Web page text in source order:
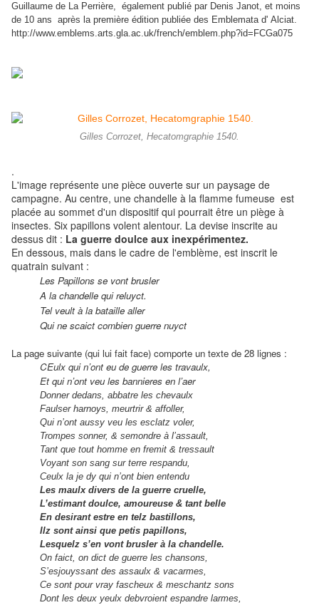
Guillaume de La Perrière, également publié par Denis Janot, et moins
de 10 ans après la première édition publiée des Emblemata d' Alciat.
http://www.emblems.arts.gla.ac.uk/french/emblem.php?id=FCGa075
Gilles Corrozet, Hecatomgraphie 1540.
.
L'image représente une pièce ouverte sur un paysage de
campagne. Au centre, une chandelle à la flamme fumeuse est
placée au sommet d'un dispositif qui pourrait être un piège à
insectes. Six papillons volent alentour. La devise inscrite au
dessus dit : La guerre doulce aux inexpérimentez.
En dessous, mais dans le cadre de l'emblème, est inscrit le
quatrain suivant :
Les Papillons se vont brusler
A la chandelle qui reluyct.
Tel veult à la bataille aller
Qui ne scaict combien guerre nuyct
La page suivante (qui lui fait face) comporte un texte de 28 lignes :
CEulx qui n’ont eu de guerre les travaulx,
Et qui n’ont veu les bannieres en l’aer
Donner dedans, abbatre les chevaulx
Faulser harnoys, meurtrir & affoller,
Qui n’ont aussy veu les esclatz voler,
Trompes sonner, & semondre à l’assault,
Tant que tout homme en fremit & tressault
Voyant son sang sur terre respandu,
Ceulx la je dy qui n’ont bien entendu
Les maulx divers de la guerre cruelle,
L’estimant doulce, amoureuse & tant belle
En desirant estre en telz bastillons,
Ilz sont ainsi que petis papillons,
Lesquelz s’en vont brusler à la chandelle.
On faict, on dict de guerre les chansons,
S’esjouyssant des assaulx & vacarmes,
Ce sont pour vray fascheux & meschantz sons
Dont les deux yeulx debvroient espandre larmes,